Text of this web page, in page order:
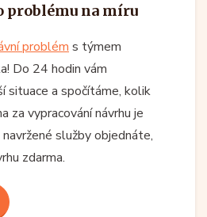
problému na míru
problém s týmem
Do 24 hodin vám
situace a spočítáme, kolik
za vypracování návrhu je
služby objednáte,
zdarma.